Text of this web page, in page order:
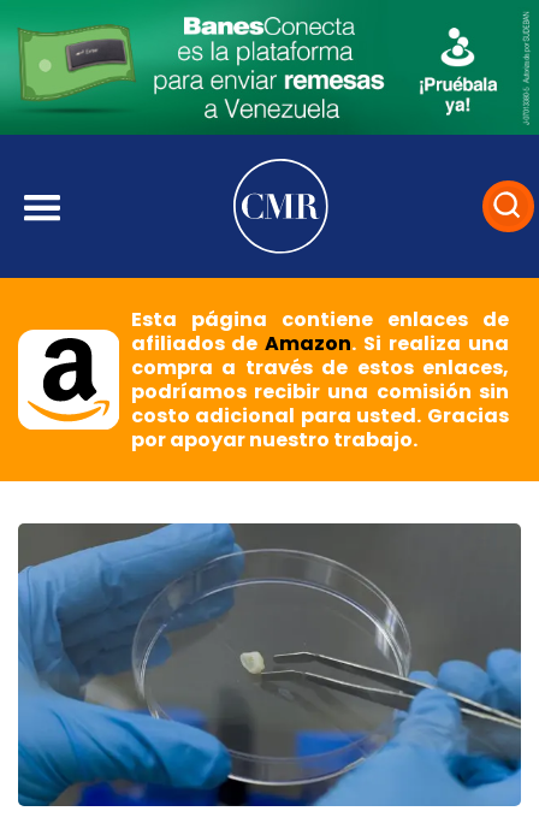
Esta página contiene enlaces de
afiliados deAmazon. Si realiza una
compra a través de estos enlaces,
podríamos recibir una comisión sin
costo adicional para usted. Gracias
por apoyar nuestro trabajo.